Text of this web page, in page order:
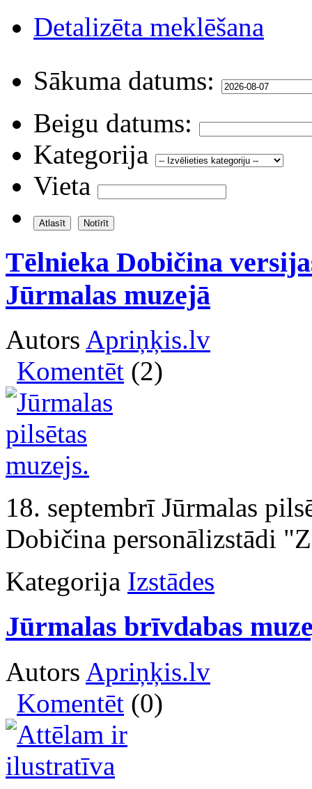
Detalizēta meklēšana
Sākuma datums:
Beigu datums:
Kategorija
Vieta
Tēlnieka Dobičina
Jūrmalas muzejā
Autors Apriņķis.lv
Komentēt (2)
18. septembrī Jūrmalas
Dobičina personālizstādi
Kategorija Izstādes
Jūrmalas brīvdabas
Autors Apriņķis.lv
Komentēt (0)